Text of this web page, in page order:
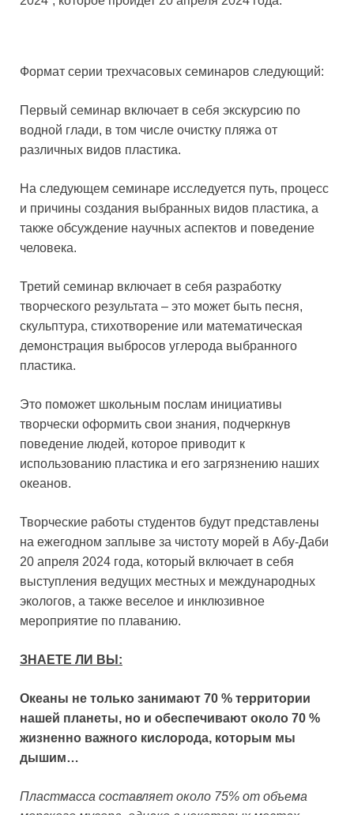
Формат серии трехчасовых семинаров следующий:
Первый семинар включает в себя экскурсию по
водной глади, в том числе очистку пляжа от
различных видов пластика.
На следующем семинаре исследуется путь, процесс
и причины создания выбранных видов пластика, а
также обсуждение научных аспектов и поведение
человека.
Третий семинар включает в себя разработку
творческого результата – это может быть песня,
скульптура, стихотворение или математическая
демонстрация выбросов углерода выбранного
пластика.
Это поможет школьным послам инициативы
творчески оформить свои знания, подчеркнув
поведение людей, которое приводит к
использованию пластика и его загрязнению наших
океанов.
Творческие работы студентов будут представлены
на ежегодном заплыве за чистоту морей в Абу-Даби
20 апреля 2024 года, который включает в себя
выступления ведущих местных и международных
экологов, а также веселое и инклюзивное
мероприятие по плаванию.
ЗНАЕТЕ ЛИ ВЫ:
Океаны не только занимают 70 % территории
нашей планеты, но и обеспечивают около 70 %
жизненно важного кислорода, которым мы
дышим…
Пластмасса составляет около 75% от объема